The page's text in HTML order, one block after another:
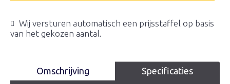
Wij versturen automatisch een prijsstaffel op basis
van het gekozen aantal.
Omschrijving
Specificaties